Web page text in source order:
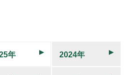
年 2024年